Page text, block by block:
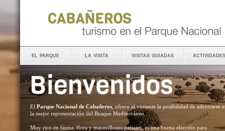
el parque la visita visitas guiadas actividades
El Parque Nacional de Cabañeros , ofrece al visitante la posibilidad de adentrarse
la mejor representación del Bosque Mediterráneo.
Muy rico en fauna, flora y maravillosos paisajes, es una buena elección para